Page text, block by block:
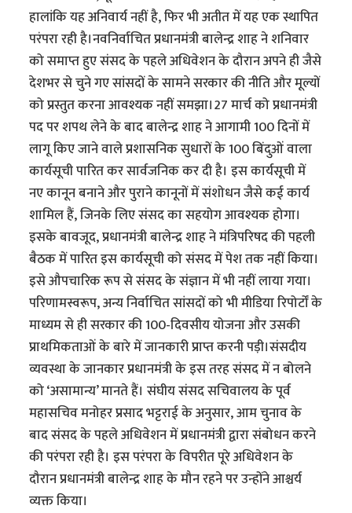
हालांकि यह अनिवार्य नहीं है, फिर भी अतीत में यह एक स्थापित
परंपरा रही है।नवनिर्वाचित प्रधानमंत्री बालेन्द्र शाह ने शनिवार
को समाप्त हुए संसद के पहले अधिवेशन के दौरान अपने ही जैसे
देशभर से चुने गए सांसदों के सामने सरकार की नीति और मूल्यों
को प्रस्तुत करना आवश्यक नहीं समझा।27 मार्च को प्रधानमंत्री
पद पर शपथ लेने के बाद बालेन्द्र शाह ने आगामी 100 दिनों में
लागू किए जाने वाले प्रशासनिक सुधारों के 100 बिंदुओं वाला
कार्यसूची पारित कर सार्वजनिक कर दी है। इस कार्यसूची में
नए कानून बनाने और पुराने कानूनों में संशोधन जैसे कई कार्य
शामिल हैं, जिनके लिए संसद का सहयोग आवश्यक होगा।
इसके बावजूद, प्रधानमंत्री बालेन्द्र शाह ने मंत्रिपरिषद की पहली
बैठक में पारित इस कार्यसूची को संसद में पेश तक नहीं किया।
इसे औपचारिक रूप से संसद के संज्ञान में भी नहीं लाया गया।
परिणामस्वरूप, अन्य निर्वाचित सांसदों को भी मीडिया रिपोर्टों के
माध्यम से ही सरकार की 100-दिवसीय योजना और उसकी
प्राथमिकताओं के बारे में जानकारी प्राप्त करनी पड़ी।संसदीय
व्यवस्था के जानकार प्रधानमंत्री के इस तरह संसद में न बोलने
को ‘असामान्य’ मानते हैं। संघीय संसद सचिवालय के पूर्व
महासचिव मनोहर प्रसाद भट्टराई के अनुसार, आम चुनाव के
बाद संसद के पहले अधिवेशन में प्रधानमंत्री द्वारा संबोधन करने
की परंपरा रही है। इस परंपरा के विपरीत पूरे अधिवेशन के
दौरान प्रधानमंत्री बालेन्द्र शाह के मौन रहने पर उन्होंने आश्चर्य
व्यक्त किया।